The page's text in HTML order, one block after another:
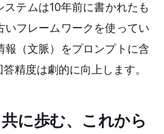
テムは10年前に書かれたも
いフレームワークを使ってい
報（文脈）をプロンプトに含
精度は劇的に向上します。
に歩む、これから